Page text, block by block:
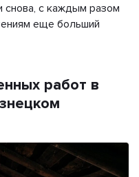
снова, с каждым разом
еще больший
работ в